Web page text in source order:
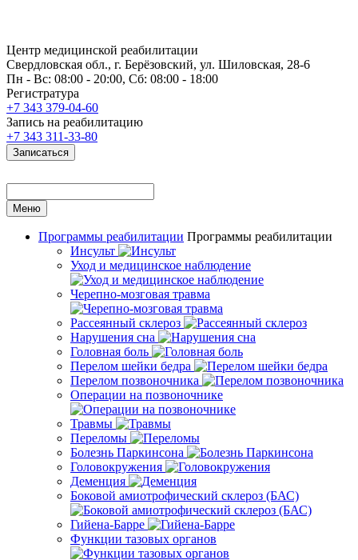
Центр медицинской реабилитации
Свердловская обл., г. Берёзовский, ул. Шиловская, 28-6
Пн - Вс: 08:00 - 20:00, Сб: 08:00 - 18:00
Регистратура
+7 343 379-04-60
Запись на реабилитацию
+7 343 311-33-80
Записаться
Меню
Программы реабилитации Программы реабилитации
Инсульт
Уход и медицинское наблюдение
Черепно-мозговая травма
Рассеянный склероз
Нарушения сна
Головная боль
Перелом шейки бедра
Перелом позвоночника
Операции на позвоночнике
Травмы
Переломы
Болезнь Паркинсона
Головокружения
Деменция
Боковой амиотрофический склероз (БАС)
Гийена-Барре
Функции тазовых органов